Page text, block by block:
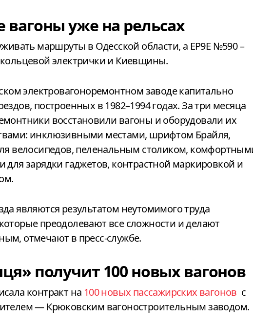
уже на рельсах
маршруты в Одесской области, а ЕР9Е №590 –
электрички и Киевщины.
электровагоноремонтном заводе капитально
построенных в 1982–1994 годах. За три месяца
восстановили вагоны и оборудовали их
инклюзивными местами, шрифтом Брайля,
велосипедов, пеленальным столиком,
зарядки гаджетов, контрастной маркировкой и
являются результатом неутомимого труда
преодолевают все сложности и делают
отмечают в пресс-службе.
получит 100 новых вагонов
контракт на 100 новых пассажирских вагонов с
— Крюковским вагоностроительным заводом.